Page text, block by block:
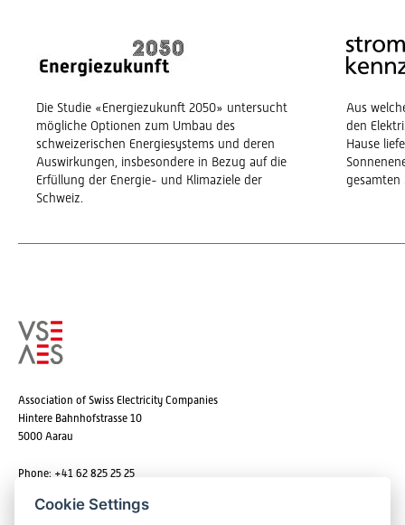
Die Studie «Energiezukunft 2050» untersucht
mögliche Optionen zum Umbau des
schweizerischen Energiesystems und deren
Auswirkungen, insbesondere in Bezug auf die
Erfüllung der Energie- und Klimaziele der
Schweiz.
Aus
den
Hause
gesamten
Association of Swiss Electricity Companies
Hintere Bahnhofstrasse 10
5000 Aarau
Phone: +41 62 825 25 25
Cookie Settings